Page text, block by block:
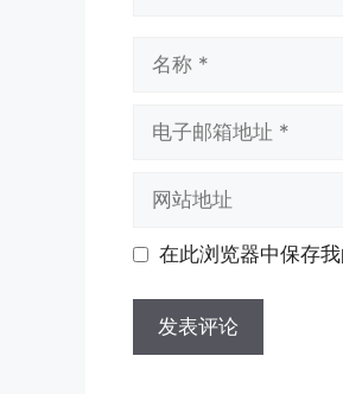
址
地 在此浏览器中保存